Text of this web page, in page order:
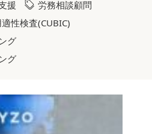
援
労務相談顧問
性検査(CUBIC)
グ
グ